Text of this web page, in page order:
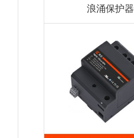
浪涌保护器